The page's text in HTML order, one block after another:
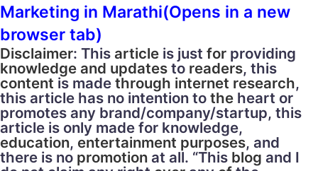
Marketing in Marathi(Opens in a new
browser tab)
Disclaimer: This article is just for providing
knowledge and updates to readers, this
content is made through internet research,
this article has no intention to the heart or
promotes any brand/company/startup, this
article is only made for knowledge,
education, entertainment purposes, and
there is no promotion at all. “This blog and I